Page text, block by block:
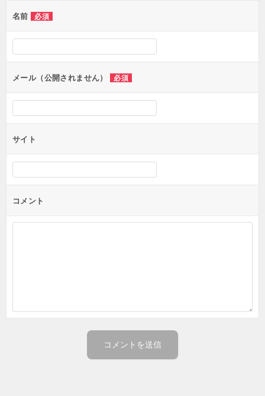
名前 必須
メール（公開されません） 必須
サイト
コメント